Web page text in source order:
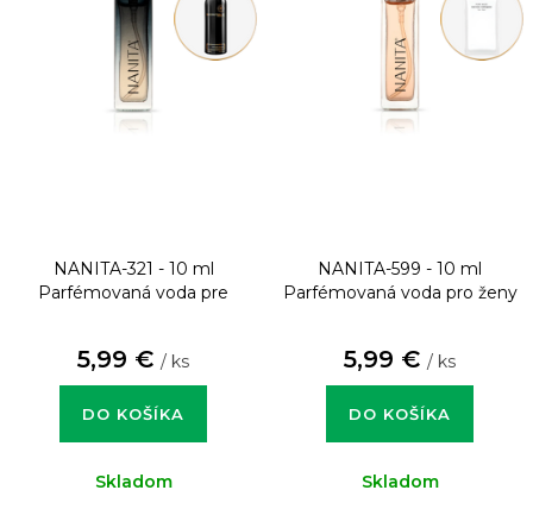
NANITA-321 - 10 ml
Parfémovaná voda pre
5,99 € / ks
DO KOŠÍKA
Skladom
NANITA-599 - 10 ml
Parfémovaná voda pro ženy
5,99 € / ks
DO KOŠÍKA
Skladom